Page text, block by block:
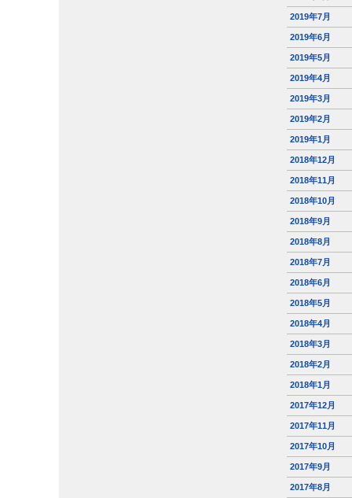
2019年7月
2019年6月
2019年5月
2019年4月
2019年3月
2019年2月
2019年1月
2018年12月
2018年11月
2018年10月
2018年9月
2018年8月
2018年7月
2018年6月
2018年5月
2018年4月
2018年3月
2018年2月
2018年1月
2017年12月
2017年11月
2017年10月
2017年9月
2017年8月